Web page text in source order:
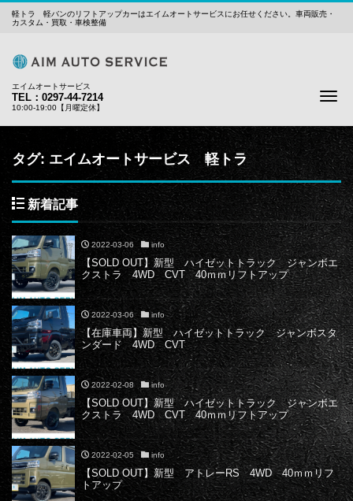
軽トラ 軽バンのリフトアップカーはエイムオートサービスにお任せください。車両販売・
カスタム・買取・車検整備
エイムオートサービス
TEL：0297-44-7214
10:00-19:00【月曜定休】
タグ: エイムオートサービス 軽トラ
新着記事
2022-03-06 info
【SOLD OUT】新型 ハイゼットトラック ジャンボエ
クストラ 4WD CVT 40ｍｍリフトアップ
2022-03-06 info
【在庫車両】新型 ハイゼットトラック ジャンボスタ
ンダード 4WD CVT
2022-02-08 info
【SOLD OUT】新型 ハイゼットトラック ジャンボエ
クストラ 4WD CVT 40ｍｍリフトアップ
2022-02-05 info
【SOLD OUT】新型 アトレーRS 4WD 40ｍｍリフ
トアップ